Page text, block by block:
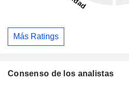
Más Ratings
Consenso de los analistas